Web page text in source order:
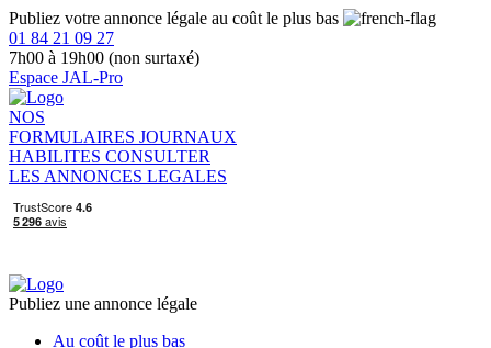
Publiez votre annonce légale au coût le plus bas
01 84 21 09 27
7h00 à 19h00 (non surtaxé)
Espace JAL-Pro
NOS
FORMULAIRES JOURNAUX
HABILITES CONSULTER
LES ANNONCES LEGALES
Publiez une annonce légale
Au coût le plus bas